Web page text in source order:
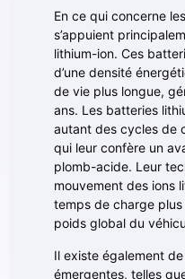
En ce qui concerne
s’appuient
lithium-ion. Ces
d’une densité
de vie plus longue,
ans. Les batteries
autant des cycles de
qui leur confère un
plomb-acide. Leur
mouvement des ions
temps de charge
poids global du
Il existe également
émergentes, telles